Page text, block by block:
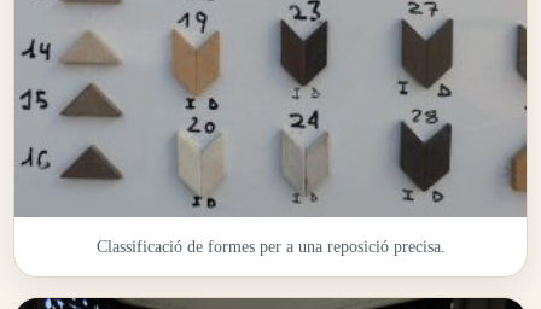
Classificació de formes per a una reposició precisa.